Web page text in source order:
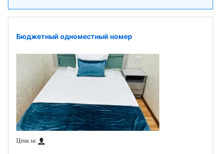
Бюджетный одноместный номер